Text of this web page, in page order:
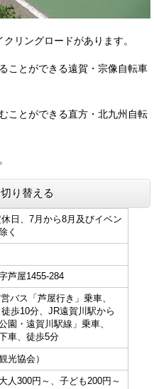
リングロードがあります。
ことができる遠賀・宗像自転車
ことができる直方・北九州自転
り替える
日、7月から8月及びイベン
く
芦屋1455-284
バス「芦屋行き」乗車、
歩10分、JR遠賀川駅から
園・遠賀川駅線」乗車、
車、徒歩5分
光協会）
300円～、子ども200円～